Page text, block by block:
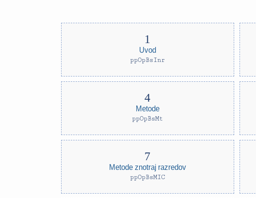
Uvod
ppOpBsInr
Metode
ppOpBsMt
Metode znotraj razredov
ppOpBsMIC